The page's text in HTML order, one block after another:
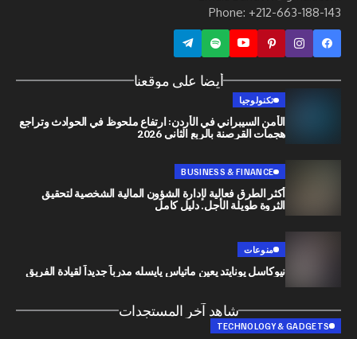
Phone: +212-
أيضا على موقعنا
الأمن السيبراني في الأردن: ارتفاع ملحوظ في الحوادث وتراجع
هجمات القرصنة بالربع الثاني 2026
BUSINESS & FINANCE
أكثر الطرق فعالية لإدارة الشؤون المالية الشخصية لتحقيق
الثروة طويلة الأجل. دليل كامل
نيوكاسل يونايتد يعين ماتياس يايسله مدرباً جديداً لقيادة الفريق
شاهد آخر المستجدات
TECHNOLOGY &